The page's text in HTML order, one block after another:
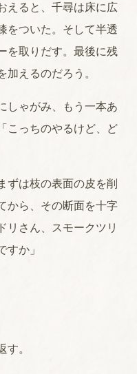
えると、千尋は床に広
をついた。そして半透
を取りだす。最後に残
えるのだろう。
しゃがみ、もう一本あ
こっちのやるけど、ど
ずは枝の表面の皮を削
から、その断面を十字
リさん、スモークツリ
か」
。